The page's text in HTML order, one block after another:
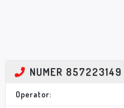
NUMER
Operator: